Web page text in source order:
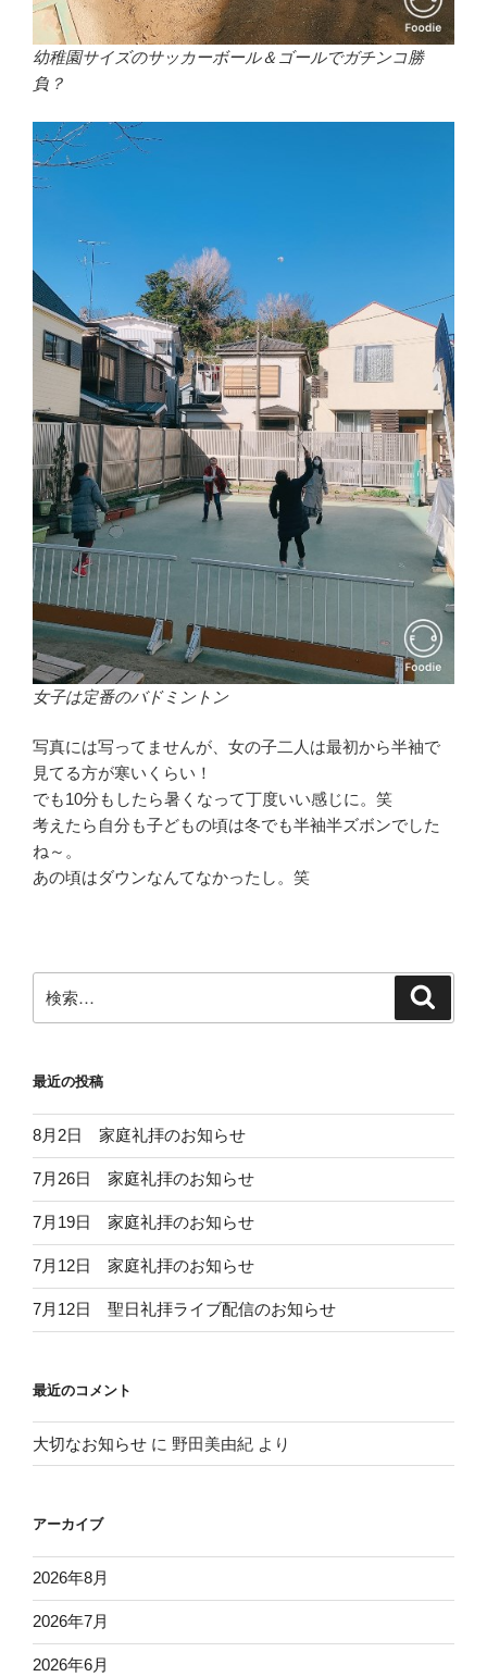
幼稚園サイズのサッカーボール＆ゴールでガチンコ勝
負？
女子は定番のバドミントン
写真には写ってませんが、女の子二人は最初から半袖で
見てる方が寒いくらい！
でも10分もしたら暑くなって丁度いい感じに。笑
考えたら自分も子どもの頃は冬でも半袖半ズボンでした
ね～。
あの頃はダウンなんてなかったし。笑
索:
最近の投稿
8月2日 家庭礼拝のお知らせ
7月26日 家庭礼拝のお知らせ
7月19日 家庭礼拝のお知らせ
7月12日 家庭礼拝のお知らせ
7月12日 聖日礼拝ライブ配信のお知らせ
最近のコメント
大切なお知らせ に 野田美由紀 より
アーカイブ
2026年8月
2026年7月
2026年6月